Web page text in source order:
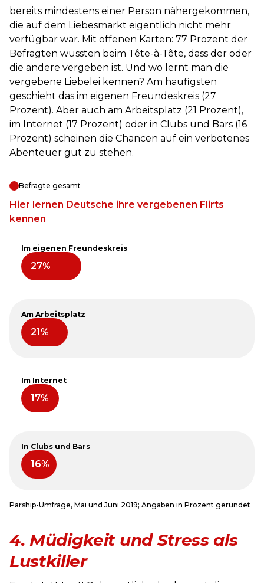
bereits mindestens einer Person nähergekommen,
die auf dem Liebesmarkt eigentlich nicht mehr
verfügbar war. Mit offenen Karten: 77 Prozent der
Befragten wussten beim Tête-à-Tête, dass der oder
die andere vergeben ist. Und wo lernt man die
vergebene Liebelei kennen? Am häufigsten
geschieht das im eigenen Freundeskreis (27
Prozent). Aber auch am Arbeitsplatz (21 Prozent),
im Internet (17 Prozent) oder in Clubs und Bars (16
Prozent) scheinen die Chancen auf ein verbotenes
Abenteuer gut zu stehen.
Befragte gesamt
Hier lernen Deutsche ihre vergebenen Flirts
kennen
Im eigenen Freundeskreis
Am Arbeitsplatz
Im Internet
In Clubs und Bars
Parship-Umfrage, Mai und Juni 2019; Angaben in Prozent gerundet
4. Müdigkeit und Stress als
Lustkiller